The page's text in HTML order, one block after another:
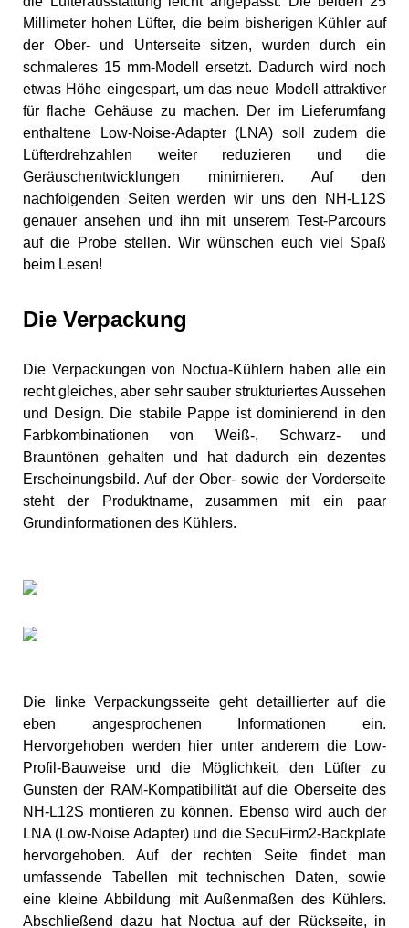
Millimeter hohen Lüfter, die beim bisherigen Kühler auf
der Ober- und Unterseite sitzen, wurden durch ein
schmaleres 15 mm-Modell ersetzt. Dadurch wird noch
etwas Höhe eingespart, um das neue Modell attraktiver
für flache Gehäuse zu machen. Der im Lieferumfang
enthaltene Low-Noise-Adapter (LNA) soll zudem die
Lüfterdrehzahlen weiter reduzieren und die
Geräuschentwicklungen minimieren. Auf den
nachfolgenden Seiten werden wir uns den NH-L12S
genauer ansehen und ihn mit unserem Test-Parcours
auf die Probe stellen. Wir wünschen euch viel Spaß
beim Lesen!
Die Verpackung
Die Verpackungen von Noctua-Kühlern haben alle ein
recht gleiches, aber sehr sauber strukturiertes Aussehen
und Design. Die stabile Pappe ist dominierend in den
Farbkombinationen von Weiß-, Schwarz- und
Brauntönen gehalten und hat dadurch ein dezentes
Erscheinungsbild. Auf der Ober- sowie der Vorderseite
steht der Produktname, zusammen mit ein paar
Grundinformationen des Kühlers.
Die linke Verpackungsseite geht detaillierter auf die
eben angesprochenen Informationen ein.
Hervorgehoben werden hier unter anderem die Low-
Profil-Bauweise und die Möglichkeit, den Lüfter zu
Gunsten der RAM-Kompatibilität auf die Oberseite des
NH-L12S montieren zu können. Ebenso wird auch der
LNA (Low-Noise Adapter) und die SecuFirm2-Backplate
hervorgehoben. Auf der rechten Seite findet man
umfassende Tabellen mit technischen Daten, sowie
eine kleine Abbildung mit Außenmaßen des Kühlers.
Abschließend dazu hat Noctua auf der Rückseite, in